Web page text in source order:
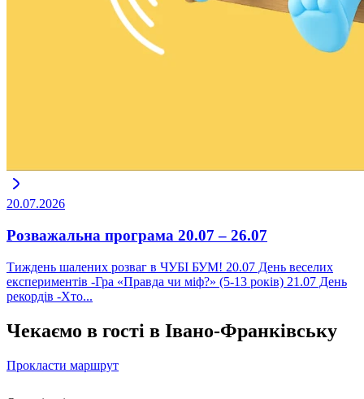
20.07.2026
Розважальна програма 20.07 – 26.07
Тиждень шалених розваг в ЧУБІ БУМ! 20.07 День веселих
експериментів -Гра «Правда чи міф?» (5-13 років) 21.07 День
рекордів -Хто...
Чекаємо в гості в Івано-Франківську
Прокласти маршрут